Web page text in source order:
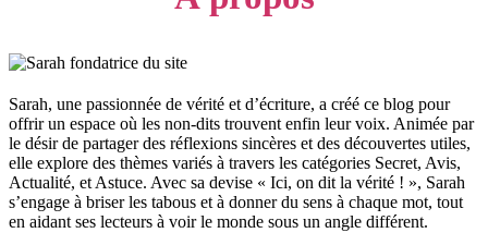
Sarah, une passionnée de vérité et d’écriture, a créé ce blog pour
offrir un espace où les non-dits trouvent enfin leur voix. Animée par
le désir de partager des réflexions sincères et des découvertes utiles,
elle explore des thèmes variés à travers les catégories Secret, Avis,
Actualité, et Astuce. Avec sa devise « Ici, on dit la vérité ! », Sarah
s’engage à briser les tabous et à donner du sens à chaque mot, tout
en aidant ses lecteurs à voir le monde sous un angle différent.